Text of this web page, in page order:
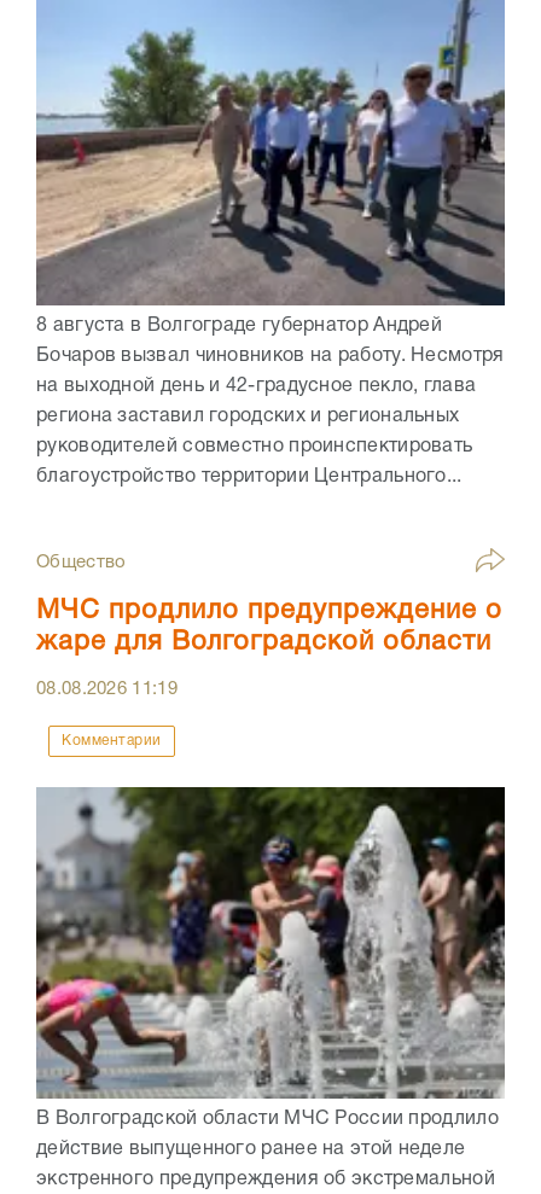
8 августа в Волгограде губернатор Андрей
Бочаров вызвал чиновников на работу. Несмотря
на выходной день и 42-градусное пекло, глава
региона заставил городских и региональных
руководителей совместно проинспектировать
благоустройство территории Центрального...
Общество
МЧС продлило предупреждение о
жаре для Волгоградской области
08.08.2026 11:19
Комментарии
В Волгоградской области МЧС России продлило
действие выпущенного ранее на этой неделе
экстренного предупреждения об экстремальной